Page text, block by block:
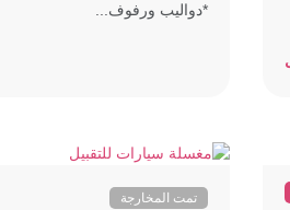
*دواليب ورفوف...
تمت المخارجة